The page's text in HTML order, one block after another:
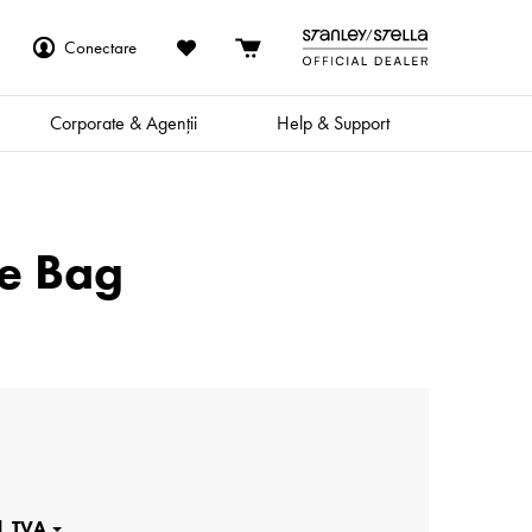
Conectare
Corporate & Agenții Help & Support
Bag